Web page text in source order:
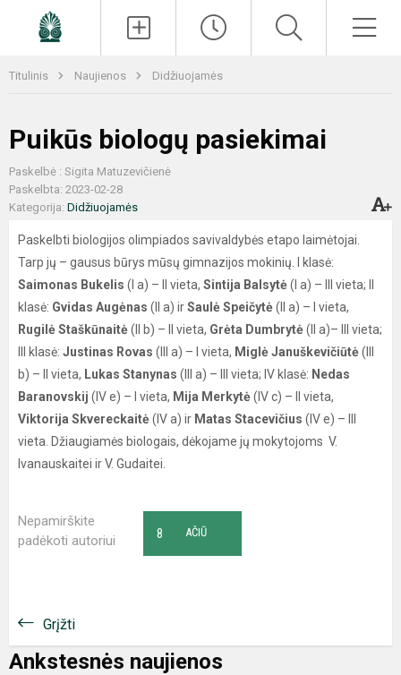
Titulinis Naujienos Didžiuojamės
Puikūs biologų pasiekimai
Paskelbė : Sigita Matuzevičienė
Paskelbta: 2023-02-28
Kategorija: Didžiuojamės
Paskelbti biologijos olimpiados savivaldybės etapo laimėtojai.
Tarp jų – gausus būrys mūsų gimnazijos mokinių. I klasė:
Saimonas Bukelis (I a) – II vieta, Sintija Balsytė(I a) – III vieta; II
klasė: Gvidas Augėnas (II a) irSaulė Speičytė(II a) – I vieta,
Rugilė Staškūnaitė(II b) – II vieta, Grėta Dumbrytė(II a)– III vieta;
III klasė: Justinas Rovas (III a) – I vieta, Miglė Januškevičiūtė(III
b) – II vieta, Lukas Stanynas (III a) – III vieta; IV klasė: Nedas
Baranovskij (IV e) – I vieta, Mija Merkytė(IV c) – II vieta,
Viktorija Skvereckaitė(IV a) ir Matas Stacevičius (IV e) – III
vieta. Džiaugiamės biologais, dėkojame jų mokytojoms V.
Ivanauskaitei ir V. Gudaitei.
Nepamirškite
padėkoti autoriui
AČIŪ
8
Grįžti
Ankstesnės naujienos